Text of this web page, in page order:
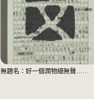
無題名：好一個潤物細無聲……